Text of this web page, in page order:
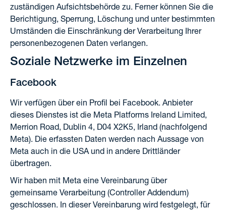
zuständigen Aufsichtsbehörde zu. Ferner können Sie die
Berichtigung, Sperrung, Löschung und unter bestimmten
Umständen die Einschränkung der Verarbeitung Ihrer
personenbezogenen Daten verlangen.
Soziale Netzwerke im Einzelnen
Facebook
Wir verfügen über ein Profil bei Facebook. Anbieter
dieses Dienstes ist die Meta Platforms Ireland Limited,
Merrion Road, Dublin 4, D04 X2K5, Irland (nachfolgend
Meta). Die erfassten Daten werden nach Aussage von
Meta auch in die USA und in andere Drittländer
übertragen.
Wir haben mit Meta eine Vereinbarung über
gemeinsame Verarbeitung (Controller Addendum)
geschlossen. In dieser Vereinbarung wird festgelegt, für